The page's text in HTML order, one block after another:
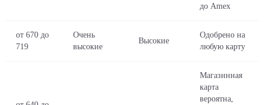
до Amex
от 670 до
719
Очень
высокие
Высокие
Одобрено на
любую карту
Магазинная
карта
вероятна,